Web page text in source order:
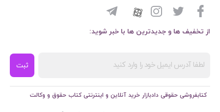
از تخفیف ها و جدیدترین ها با خبر شوید:
ثبت
کتابفروشی حقوقی دادبازار خرید آنلاین و اینترنتی کتاب حقوق و وکالت